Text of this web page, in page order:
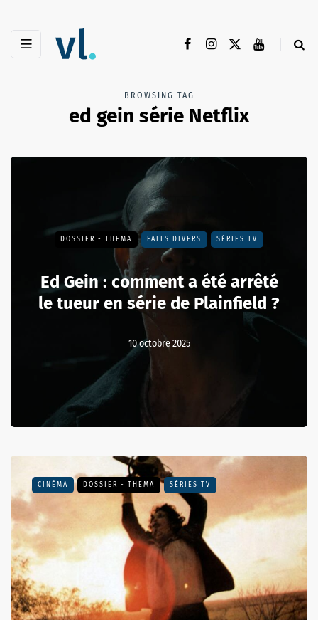
BROWSING TAG
ed gein série Netflix
DOSSIER - THEMA FAITS DIVERS SÉRIES TV
Ed Gein : comment a été arrêté
le tueur en série de Plainfield ?
10 octobre 2025
CINÉMA DOSSIER - THEMA SÉRIES TV